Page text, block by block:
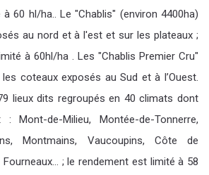
60 hl/ha.. Le "Chablis" (environ 4400ha)
au nord et à l'est et sur les plateaux ;
à 60hl/ha . Les "Chablis Premier Cru"
coteaux exposés au Sud et à l’Ouest.
lieux dits regroupés en 40 climats dont
Mont-de-Milieu, Montée-de-Tonnerre,
Montmains, Vaucoupins, Côte de
Fourneaux… ; le rendement est limité à 58